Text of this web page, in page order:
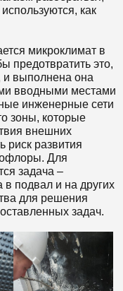
как
микроклимат в
предотвратить это,
и выполнена она
вводными местами
инженерные сети
зоны, которые
внешних
риск развития
Для
задача –
в подвал и на других
для решения
задач.